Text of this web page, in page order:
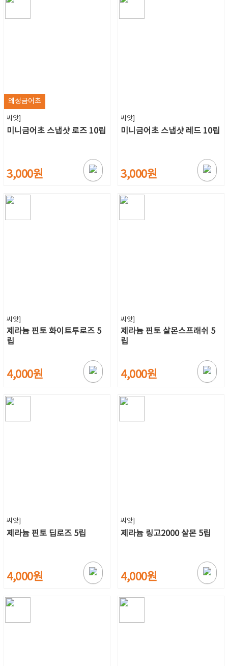
왜성금어초
씨앗]
미니금어초 스냅샷 로즈 10립
3,000원
씨앗]
미니금어초 스냅샷 레드 10립
3,000원
씨앗]
제라늄 핀토 화이트투로즈 5
립
4,000원
씨앗]
제라늄 핀토 살몬스프래쉬 5
립
4,000원
씨앗]
제라늄 핀토 딥로즈 5립
4,000원
씨앗]
제라늄 링고2000 살몬 5립
4,000원